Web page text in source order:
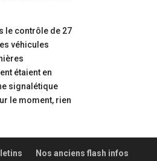
le contrôle de 27
véhicules
étaient en
signalétique
le moment, rien
Nos anciens flash infos